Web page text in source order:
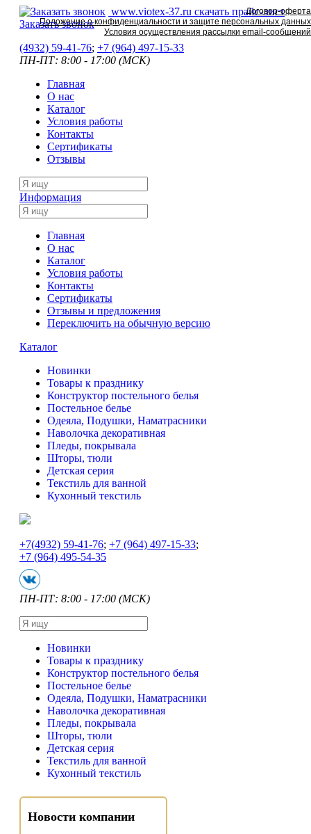
www.viotex-37.ru скачать прайс-лист
Заказать звонок
(4932) 59-41-76; +7 (964) 497-15-33
ПН-ПТ: 8:00 - 17:00 (МСК)
Главная
О нас
Каталог
Условия работы
Контакты
Сертификаты
Отзывы
Информация
Главная
О нас
Каталог
Условия работы
Контакты
Сертификаты
Отзывы и предложения
Переключить на обычную версию
Каталог
Новинки
Товары к празднику
Конструктор постельного белья
Постельное белье
Одеяла, Подушки, Наматрасники
Наволочка декоративная
Пледы, покрывала
Шторы, тюли
Детская серия
Текстиль для ванной
Кухонный текстиль
+7(4932) 59-41-76; +7 (964) 497-15-33;
+7 (964) 495-54-35
ПН-ПТ: 8:00 - 17:00 (МСК)
Новинки
Товары к празднику
Конструктор постельного белья
Постельное белье
Одеяла, Подушки, Наматрасники
Наволочка декоративная
Пледы, покрывала
Шторы, тюли
Детская серия
Текстиль для ванной
Кухонный текстиль
Новости компании
Договор-оферта
Положение о конфиденциальности и защите персональных данных
Условия осуществления рассылки email-сообщений